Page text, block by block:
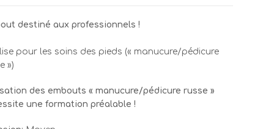
destiné aux professionnels !
pour les soins des pieds (« manucure/pédicure
»)
des embouts « manucure/pédicure russe »
une formation préalable !